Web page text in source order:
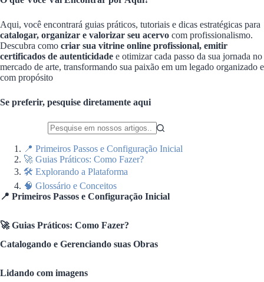
Aqui, você encontrará guias práticos, tutoriais e dicas estratégicas para
catalogar, organizar e valorizar seu acervo com profissionalismo.
Descubra como criar sua vitrine online profissional, emitir
certificados de autenticidade e otimizar cada passo da sua jornada no
mercado de arte, transformando sua paixão em um legado organizado e
com propósito
Se preferir, pesquise diretamente aqui
resultados
📍 Primeiros Passos e Configuração Inicial
🚀 Guias Práticos: Como Fazer?
🛠️ Explorando a Plataforma
🧠 Glossário e Conceitos
📍 Primeiros Passos e Configuração Inicial
🚀Guias Práticos: Como Fazer?
Catalogando e Gerenciando suas Obras
Lidando com imagens